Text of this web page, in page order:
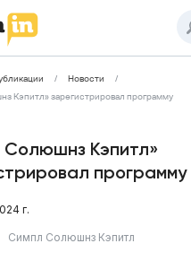
Новости
Кэпитл» зарегистрировал программу
Кэпитл»
программу
г.
Симпл Солюшнз Кэпитл